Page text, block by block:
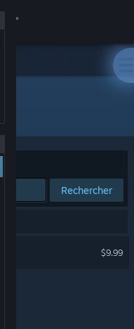
Rechercher
$9.99